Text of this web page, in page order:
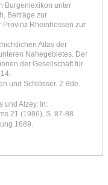
Burgenlexikon unter
Beiträge zur
Provinz Rheinhessen zur
Atlas der
Nahegebietes. Der
der Gesellschaft für
und Schlösser. 2 Bde.
und Alzey. In:
21 (1986), S. 87-88.
1689.